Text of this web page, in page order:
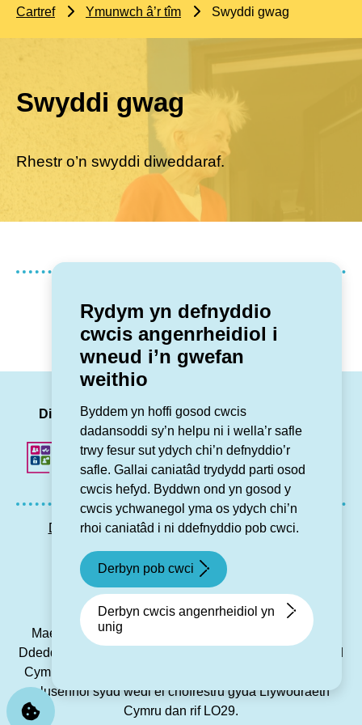
Rydym yn defnyddio
cwcis angenrheidiol i
wneud i’n gwefan
weithio
Byddem yn hoffi gosod cwcis
dadansoddi sy’n helpu ni i wella’r safle
trwy fesur sut ydych chi’n defnyddio’r
safle. Gallai caniatâd trydydd parti osod
cwcis hefyd. Byddwn ond yn gosod y
cwcis ychwanegol yma os ydych chi’n
rhoi caniatâd i ni ddefnyddio pob cwci.
Derbyn pob cwci
Derbyn cwcis angenrheidiol yn
unig
Cartref Ymunwch â’r tîm Swyddi gwag
Swyddi gwag
Rhestr o’n swyddi diweddaraf.
Oedd Nagoedd
Dilynwch ni LinkedIn
Facebook
Twitter
Datganiad hygyrchedd
Preifatrwydd GDPR
© Grŵp Cynefin 2024.Gwefan gan Connect
Mae Grŵp Cynefin yn gymdeithas gofrestredig dan y
Ddeddf Cwmniau Cydweithredol a Chymdeithasau Budd
Cymunedol 2014 dan rif 21194R, ac yn gymdeithas dai
elusennol sydd wedi ei chofrestru gyda Llywodraeth
Cymru dan rif LO29.